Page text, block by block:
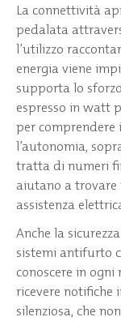
La connettività
pedalata
l’utilizzo
energia viene
supporta lo
espresso in watt
per
l’autonomia,
tratta di numeri
aiutano a
assistenza
Anche la
sistemi antifurto
conoscere in
ricevere notifiche
silenziosa, che